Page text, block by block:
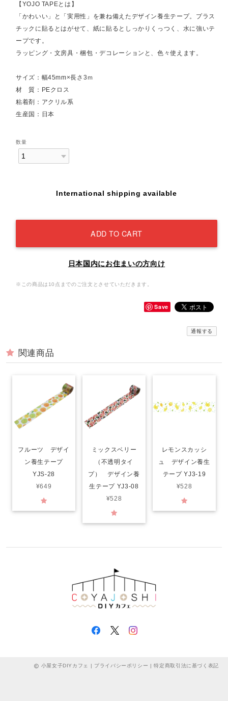
【YOJO TAPEとは】
「かわいい」と「実用性」を兼ね備えたデザイン養生テープ。プラス
チックに貼るとはがせて、紙に貼るとしっかりくっつく、水に強いテ
ープです。
ラッピング・文房具・梱包・デコレーションと、色々使えます。
サイズ：幅45mm×長さ3ｍ
材 質：PEクロス
粘着剤：アクリル系
生産国：日本
数量
International shipping available
ADD TO CART
日本国内にお住まいの方向け
※この商品は10点までのご注文とさせていただきます。
Save
通報する
関連商品
フルーツ デザイ
ン養生テープ
YJS-28
¥649
ミックスベリー
（不透明タイ
プ） デザイン養
生テープ YJ3-08
¥528
レモンスカッシ
ュ デザイン養生
テープ YJ3-19
¥528
小屋女子DIYカフェ | プライバシーポリシー |特定商取引法に基づく表記